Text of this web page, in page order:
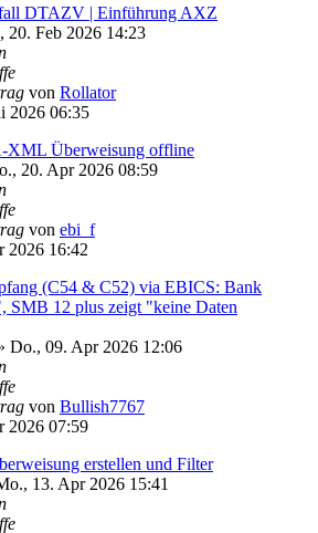
DTAZV | Einführung AXZ
20. Feb 2026 14:23
von Rollator
2026 06:35
XML Überweisung offline
20. Apr 2026 08:59
von ebi_f
2026 16:42
(C54 & C52) via EBICS: Bank
SMB 12 plus zeigt "keine Daten
Do., 09. Apr 2026 12:06
von Bullish7767
2026 07:59
erstellen und Filter
13. Apr 2026 15:41